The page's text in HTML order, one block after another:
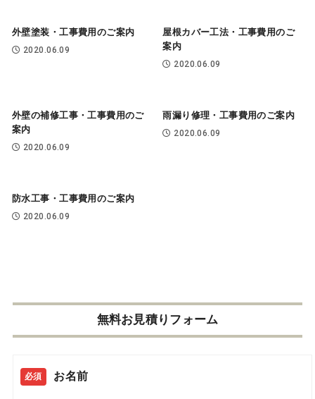
外壁塗装・工事費用のご案内
2020.06.09
屋根カバー工法・工事費用のご
案内
2020.06.09
外壁の補修工事・工事費用のご
案内
2020.06.09
雨漏り修理・工事費用のご案内
2020.06.09
防水工事・工事費用のご案内
2020.06.09
無料お見積りフォーム
必須 お名前